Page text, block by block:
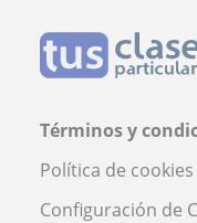
Términos y
Política de cookies
Configuración de